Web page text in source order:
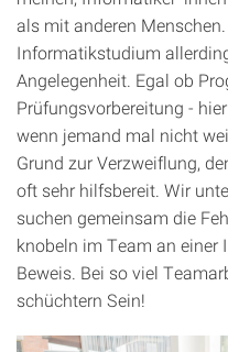
als mit anderen
Informatikstudium
Angelegenheit. Egal ob
Prüfungsvorbereitung -
wenn jemand mal nicht
Grund zur Verzweiflung,
oft sehr hilfsbereit. Wir
suchen gemeinsam die
knobeln im Team an einer
Beweis. Bei so viel
schüchtern Sein!